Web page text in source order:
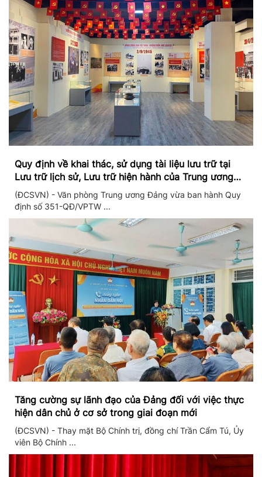
Quy định về khai thác, sử dụng tài liệu lưu trữ tại
Lưu trữ lịch sử, Lưu trữ hiện hành của Trung ương
Đảng và Văn phòng Trung ương Đảng
(ĐCSVN) - Văn phòng Trung ương Đảng vừa ban hành Quy
định số 351-QĐ/VPTW ...
Tăng cường sự lãnh đạo của Đảng đối với việc thực
hiện dân chủ ở cơ sở trong giai đoạn mới
(ĐCSVN) - Thay mặt Bộ Chính trị, đồng chí Trần Cẩm Tú, Ủy
viên Bộ Chính ...